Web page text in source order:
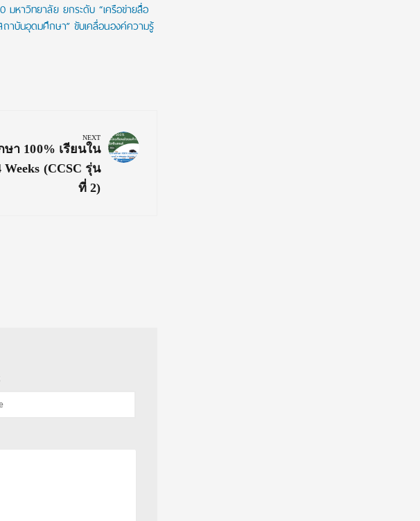
มหาวิทยาลัย ยกระดับ “เครือข่ายสื่อ
าบันอุดมศึกษา” ขับเคลื่อนองค์ความรู้
NEXT
า 100% เรียนใน
(CCSC รุ่น
ที่ 2)